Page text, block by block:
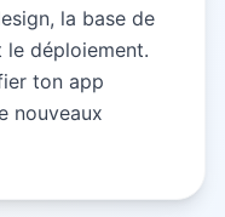
la base de
le déploiement.
ton app
nouveaux